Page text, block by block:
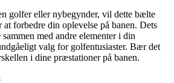
golfer eller nybegynder, vil dette bælte
at forbedre din oplevelse på banen. Dets
med andre elementer i din
valg for golfentusiaster. Bær det
i dine præstationer på banen.